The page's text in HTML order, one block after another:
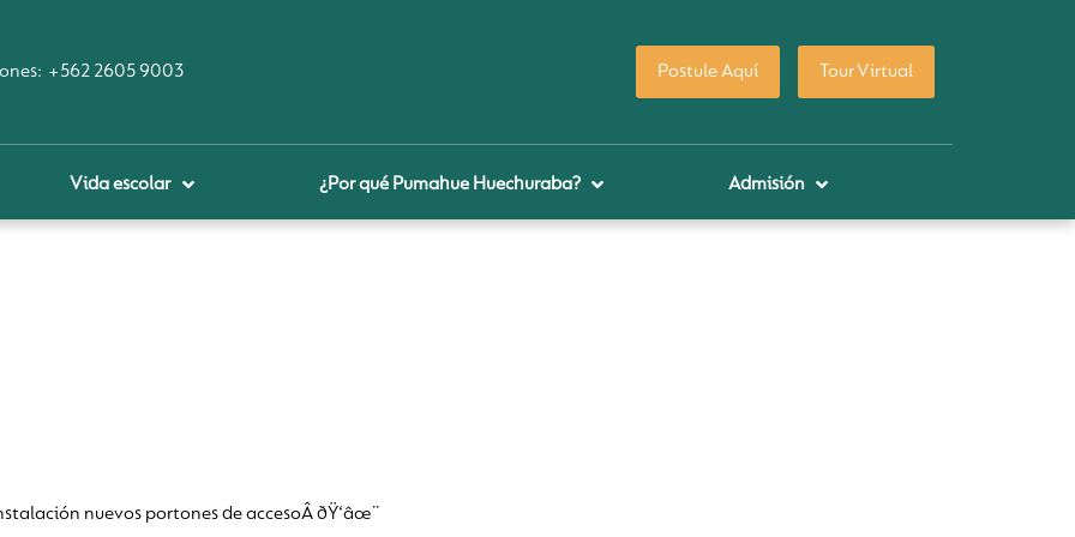
+562 2605 9003 Postule Aquí Tour Virtual
Vida escolar ¿Por qué Pumahue Huechuraba? Admisión
nuevos portones de accesoÂ ðŸ‘âœ¨